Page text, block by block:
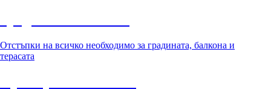
Отстъпки на всичко необходимо за градината, балкона и
терасата